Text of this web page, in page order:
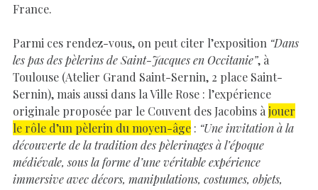
France.
Parmi ces rendez-vous, on peut citer l’exposition “Dans
les pas des pèlerins de Saint-Jacques en Occitanie”, à
Toulouse (Atelier Grand Saint-Sernin, 2 place Saint-
Sernin), mais aussi dans la Ville Rose : l’expérience
originale proposée par le Couvent des Jacobins à jouer
le rôle d’un pèlerin du moyen-âge : “Une invitation à la
découverte de la tradition des pèlerinages à l’époque
médiévale, sous la forme d’une véritable expérience
immersive avec décors, manipulations, costumes, objets,